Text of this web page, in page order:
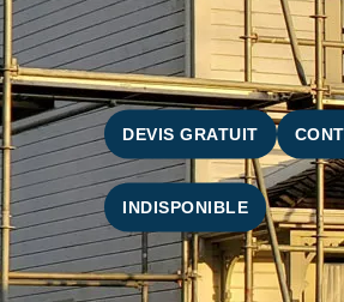
DEVIS GRATUIT
INDISPONIBLE